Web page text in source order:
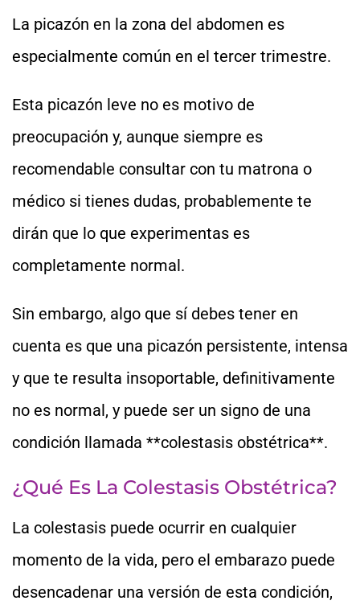
La picazón en la zona del abdomen es
especialmente común en el tercer trimestre.
Esta picazón leve no es motivo de
preocupación y, aunque siempre es
recomendable consultar con tu matrona o
médico si tienes dudas, probablemente te
dirán que lo que experimentas es
completamente normal.
Sin embargo, algo que sí debes tener en
cuenta es que una picazón persistente, intensa
y que te resulta insoportable, definitivamente
no es normal, y puede ser un signo de una
condición llamada **colestasis obstétrica**.
¿Qué Es La Colestasis Obstétrica?
La colestasis puede ocurrir en cualquier
momento de la vida, pero el embarazo puede
desencadenar una versión de esta condición,